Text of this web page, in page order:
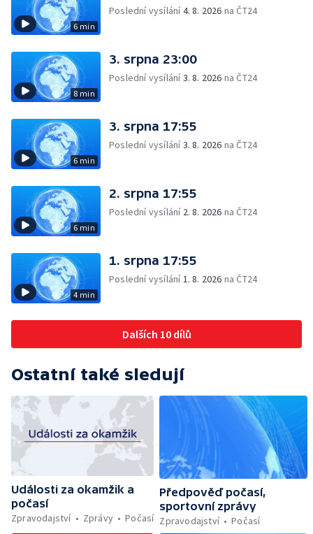
6 min
Poslední vysílání4. 8. 2026 na ČT24
8 min
3. srpna 23:00
Poslední vysílání3. 8. 2026 na ČT24
6 min
3. srpna 17:55
Poslední vysílání3. 8. 2026 na ČT24
6 min
2. srpna 17:55
Poslední vysílání 2. 8. 2026 na ČT24
4 min
1. srpna 17:55
Poslední vysílání1. 8. 2026 na ČT24
Dalších 10 dílů
Ostatní také sledují
Události za okamžik a
počasí
Zpravodajství
Zprávy Počasí
Předpověď počasí,
sportovní zprávy
Zpravodajství
Počasí